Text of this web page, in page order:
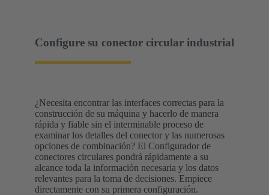
Configure su conector circular industrial
¿Necesita encontrar las interfaces correctas para la
construcción de su máquina y hacerlo de manera
rápida y fiable sin el interminable proceso de
examinar los detalles del conector y las numerosas
opciones de combinación? El Configurador de
conectores circulares pondrá rápidamente a su
alcance toda la información necesaria y los datos
relevantes para la toma de decisiones. Empiece
directamente con su primera configuración.